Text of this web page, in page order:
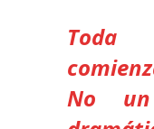
Toda
No un